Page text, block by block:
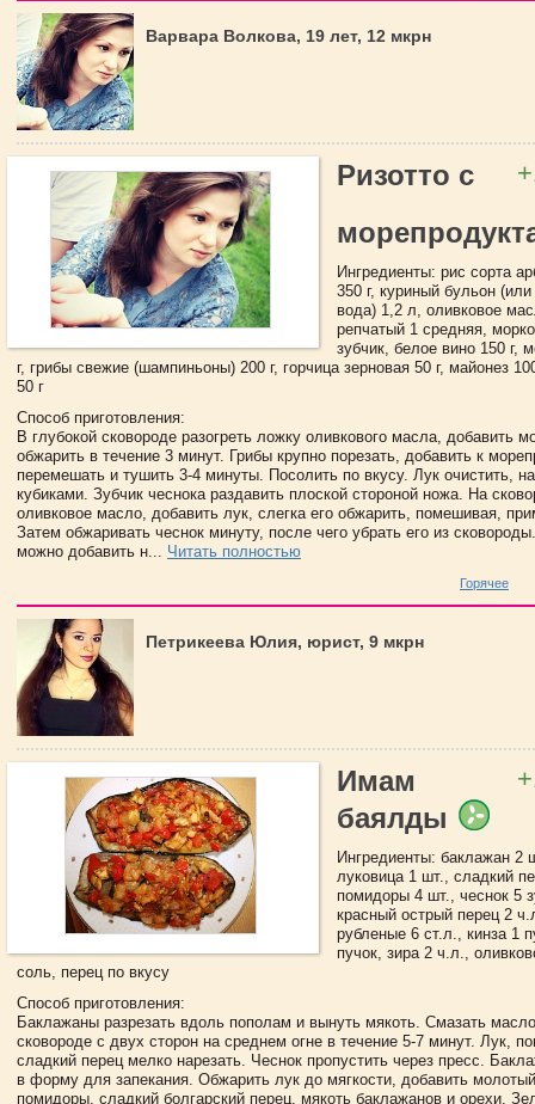
Варвара Волкова, 19 лет, 12 мкрн
Ризотто с
Ингредиенты: рис сорта
350 г, куриный бульон (или
вода) 1,2 л, оливковое
репчатый 1 средняя,
зубчик, белое вино 150 г,
г, грибы свежие (шампиньоны) 200 г, горчица зерновая 50 г, майонез
50 г
Способ приготовления:
В глубокой сковороде разогреть ложку оливкового масла, добавить
обжарить в течение 3 минут. Грибы крупно порезать, добавить к
перемешать и тушить 3-4 минуты. Посолить по вкусу. Лук очистить,
кубиками. Зубчик чеснока раздавить плоской стороной ножа. На
оливковое масло, добавить лук, слегка его обжарить, помешивая,
Затем обжаривать чеснок минуту, после чего убрать его из
можно добавить н... Читать полностью
Горячее
Петрикеева Юлия, юрист, 9 мкрн
Имам
баялды
Ингредиенты: баклажан 2
луковица 1 шт., сладкий
помидоры 4 шт., чеснок 5
красный острый перец 2
рубленые 6 ст.л., кинза 1
пучок, зира 2 ч.л.,
соль, перец по вкусу
Способ приготовления:
Баклажаны разрезать вдоль пополам и вынуть мякоть. Смазать
сковороде с двух сторон на среднем огне в течение 5-7 минут. Лук,
сладкий перец мелко нарезать. Чеснок пропустить через пресс.
в форму для запекания. Обжарить лук до мягкости, добавить
помидоры, сладкий болгарский перец, мякоть баклажанов и орехи.